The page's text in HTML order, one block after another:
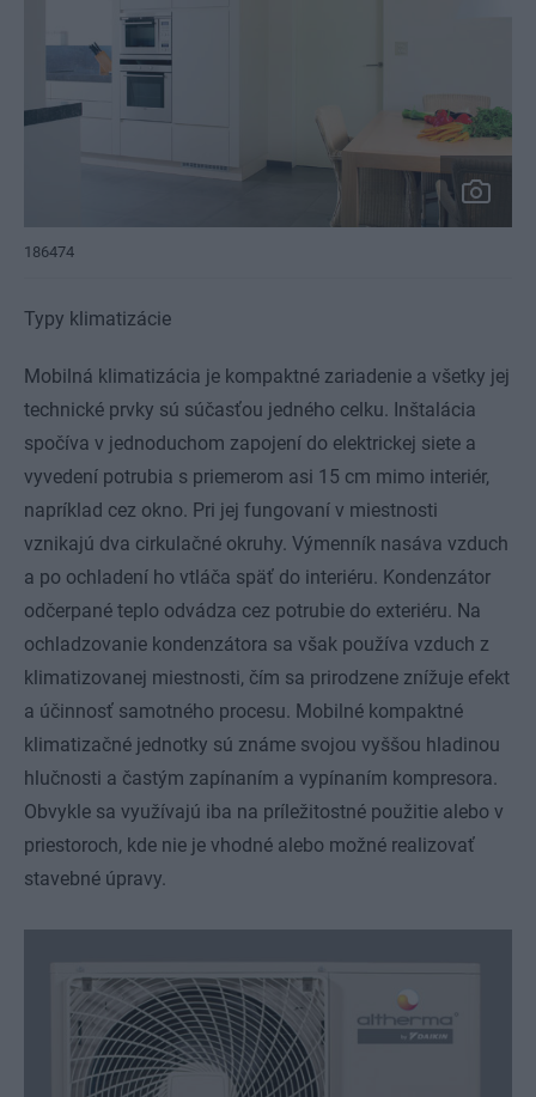
186474
Typy klimatizácie
Mobilná klimatizácia je kompaktné zariadenie a všetky jej
technické prvky sú súčasťou jedného celku. Inštalácia
spočíva v jednoduchom zapojení do elektrickej siete a
vyvedení potrubia s priemerom asi 15 cm mimo interiér,
napríklad cez okno. Pri jej fungovaní v miestnosti
vznikajú dva cirkulačné okruhy. Výmenník nasáva vzduch
a po ochladení ho vtláča späť do interiéru. Kondenzátor
odčerpané teplo odvádza cez potrubie do exteriéru. Na
ochladzovanie kondenzátora sa však používa vzduch z
klimatizovanej miestnosti, čím sa prirodzene znížuje efekt
a účinnosť samotného procesu. Mobilné kompaktné
klimatizačné jednotky sú známe svojou vyššou hladinou
hlučnosti a častým zapínaním a vypínaním kompresora.
Obvykle sa využívajú iba na príležitostné použitie alebo v
priestoroch, kde nie je vhodné alebo možné realizovať
stavebné úpravy.